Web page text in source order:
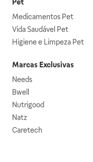
Pet
Medicamentos Pet
Vida Saudável Pet
Higiene e Limpeza Pet
Marcas Exclusivas
Needs
Bwell
Nutrigood
Natz
Caretech